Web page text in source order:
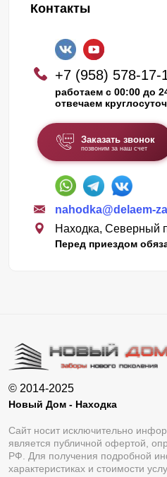
Контакты
+7 (958) 578-17-
работаем с 00:00 до
отвечаем
Заказать звонок
позвоним за наш счет
nahodka@delaem-
Находка, Северный
Перед приездом
© 2014-2025
Новый Дом - Находка
Сайт носит исключительно
является публичной офертой,
РФ. Для получения подробной
характеристиках и стоимости